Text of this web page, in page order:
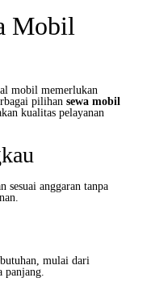
Mobil
mobil memerlukan
pilihan sewa mobil
kualitas pelayanan
sesuai anggaran tanpa
mulai dari
panjang.